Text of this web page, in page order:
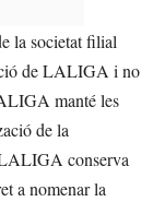
la societat filial
de LALIGA i no
manté les
de la
conserva
a nomenar la